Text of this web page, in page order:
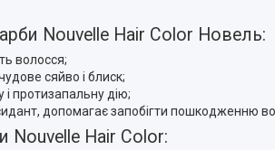
Nouvelle Hair Color Новель:
волосся;
сяйво і блиск;
і протизапальну дію;
допомагає запобігти пошкодженню
Nouvelle Hair Color: